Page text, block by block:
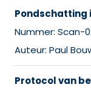
Pondschatting
Nummer: Scan-
Auteur: Paul
Protocol van